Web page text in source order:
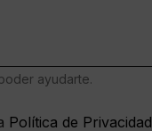
ayudarte.
Política de Privacidad